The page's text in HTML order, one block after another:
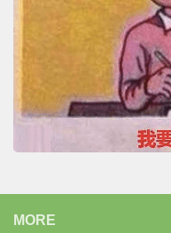
MORE